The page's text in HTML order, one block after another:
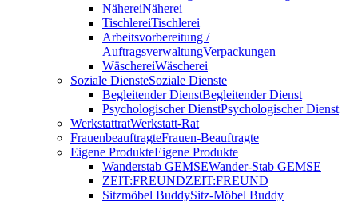
NähereiNäherei
TischlereiTischlerei
Arbeitsvorbereitung /
AuftragsverwaltungVerpackungen
WäschereiWäscherei
Soziale DiensteSoziale Dienste
Begleitender DienstBegleitender Dienst
Psychologischer DienstPsychologischer Dienst
WerkstattratWerkstatt-Rat
FrauenbeauftragteFrauen-Beauftragte
Eigene ProdukteEigene Produkte
Wanderstab GEMSEWander-Stab GEMSE
ZEIT:FREUNDZEIT:FREUND
Sitzmöbel BuddySitz-Möbel Buddy